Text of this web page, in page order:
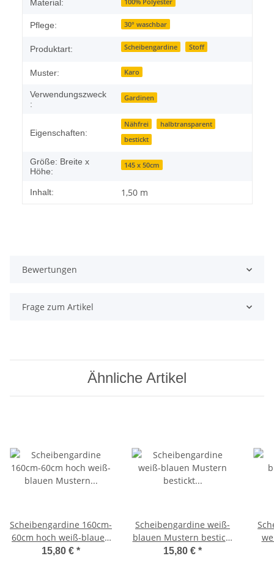
Material:
Pflege: 30° waschbar
Produktart: Scheibengardine Stoff
Muster: Karo
Verwendungszweck
:
Gardinen
Eigenschaften:
Nähfrei
halbtransparent
bestickt
Größe: Breite x
Höhe:
145 x 50cm
Inhalt: 1,50 m
Bewertungen
Frage zum Artikel
Ähnliche Artikel
Scheibengardine 160cm-
60cm hoch weiß-blauen
Mustern bestickt
15,80 € *
Scheibengardine weiß-
blauen Mustern bestickt
160cm-60cm hoch
15,80 € *